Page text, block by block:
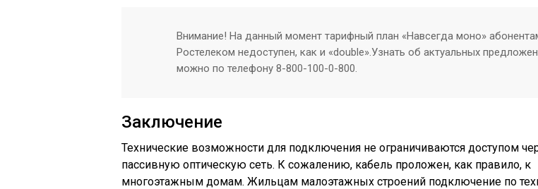
Внимание! На данный момент тарифный план «Навсегда моно»
Ростелеком недоступен, как и «double».Узнать об актуальных
можно по телефону 8-800-100-0-800.
Заключение
Технические возможности для подключения не ограничиваются доступом
пассивную оптическую сеть. К сожалению, кабель проложен, как правило, к
многоэтажным домам. Жильцам малоэтажных строений подключение по